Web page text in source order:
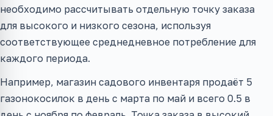
необходимо рассчитывать отдельную точку заказа
для высокого и низкого сезона, используя
соответствующее среднедневное потребление для
каждого периода.
Например, магазин садового инвентаря продаёт 5
газонокосилок в день с марта по май и всего 0.5 в